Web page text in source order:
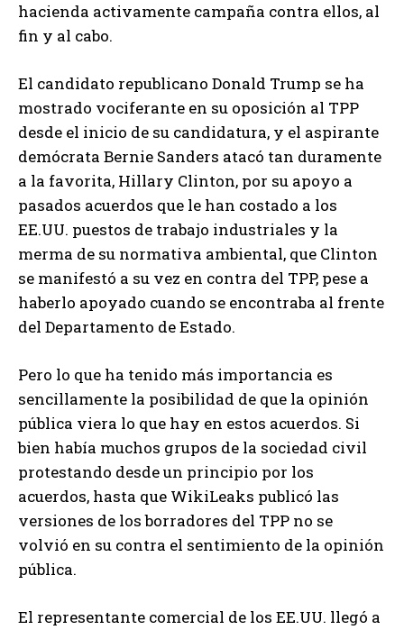
hacienda activamente campaña contra ellos, al
fin y al cabo.
El candidato republicano Donald Trump se ha
mostrado vociferante en su oposición al TPP
desde el inicio de su candidatura, y el aspirante
demócrata Bernie Sanders atacó tan duramente
a la favorita, Hillary Clinton, por su apoyo a
pasados acuerdos que le han costado a los
EE.UU. puestos de trabajo industriales y la
merma de su normativa ambiental, que Clinton
se manifestó a su vez en contra del TPP, pese a
haberlo apoyado cuando se encontraba al frente
del Departamento de Estado.
Pero lo que ha tenido más importancia es
sencillamente la posibilidad de que la opinión
pública viera lo que hay en estos acuerdos. Si
bien había muchos grupos de la sociedad civil
protestando desde un principio por los
acuerdos, hasta que WikiLeaks publicó las
versiones de los borradores del TPP no se
volvió en su contra el sentimiento de la opinión
pública.
El representante comercial de los EE.UU. llegó a